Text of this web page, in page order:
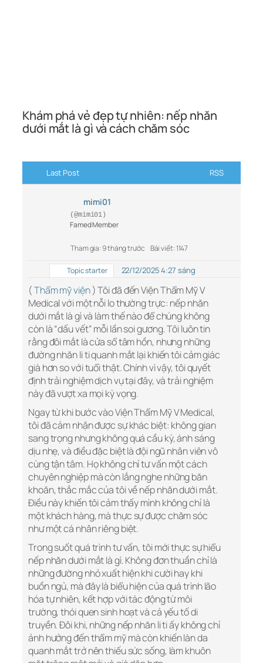
Khám phá vẻ đẹp tự nhiên: nếp nhăn
dưới mắt là gì và cách chăm sóc
Last Post RSS
mimi01
(@mimi01)
Famed Member
Tham gia: 9 tháng trước Bài viết: 1147
Topic starter 22/12/2025 4:27 sáng
(Thẩm mỹ viện) Tôi đã đến Viện Thẩm Mỹ V
Medical với một nỗi lo thường trực: nếp nhăn
dưới mắt là gì và làm thế nào để chúng không
còn là “dấu vết” mỗi lần soi gương. Tôi luôn tin
rằng đôi mắt là cửa sổ tâm hồn, nhưng những
đường nhăn li ti quanh mắt lại khiến tôi cảm giác
già hơn so với tuổi thật. Chính vì vậy, tôi quyết
định trải nghiệm dịch vụ tại đây, và trải nghiệm
này đã vượt xa mọi kỳ vọng.
Ngay từ khi bước vào Viện Thẩm Mỹ V Medical,
tôi đã cảm nhận được sự khác biệt: không gian
sang trọng nhưng không quá cầu kỳ, ánh sáng
dịu nhẹ, và điều đặc biệt là đội ngũ nhân viên vô
cùng tận tâm. Họ không chỉ tư vấn một cách
chuyên nghiệp mà còn lắng nghe những băn
khoăn, thắc mắc của tôi về nếp nhăn dưới mắt.
Điều này khiến tôi cảm thấy mình không chỉ là
một khách hàng, mà thực sự được chăm sóc
như một cá nhân riêng biệt.
Trong suốt quá trình tư vấn, tôi mới thực sự hiểu
nếp nhăn dưới mắt là gì. Không đơn thuần chỉ là
những đường nhỏ xuất hiện khi cười hay khi
buồn ngủ, mà đây là biểu hiện của quá trình lão
hóa tự nhiên, kết hợp với tác động từ môi
trường, thói quen sinh hoạt và cả yếu tố di
truyền. Đôi khi, những nếp nhăn li ti ấy không chỉ
ảnh hưởng đến thẩm mỹ mà còn khiến làn da
quanh mắt trở nên thiếu sức sống, làm khuôn